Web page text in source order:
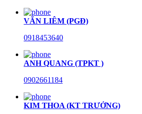
VĂN LIÊM (PGĐ)
0918453640
ANH QUANG (TPKT )
0902661184
KIM THOA (KT TRƯỞNG)